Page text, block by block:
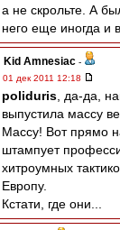
а не скрольте. А
него еще иногда и
Kid Amnesiac -
01 дек 2011 12:18
poliduris , да-да,
выпустила массу
Массу! Вот прямо
штампует
хитроумных
Европу.
Кстати, где они...